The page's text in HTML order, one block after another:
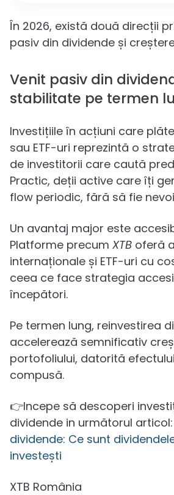
În 2026, există două direcții
pasiv din dividende și
Venit pasiv din
stabilitate pe termen
Investițiile în acțiuni care
sau ETF-uri reprezintă o
de investitorii care caută
Practic, deții active care îți
flow periodic, fără să fie
Un avantaj major este
Platforme precum XTB oferă
internaționale și ETF-uri cu
ceea ce face strategia
începători.
Pe termen lung, reinvestirea
accelerează semnificativ
portofoliului, datorită
compusă.
👉Incepe să descoperi
dividende in următorul articol:
dividende: Ce sunt
investești
XTB România